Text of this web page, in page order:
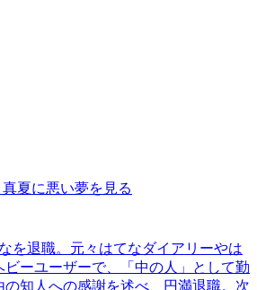
夏に悪い夢を見る
を退職。元々はてなダイアリーやは
ーユーザーで、「中の人」として勤
知人への感謝を述べ、円満退職。次